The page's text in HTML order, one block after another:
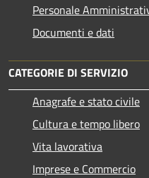
Personale
Documenti e dati
CATEGORIE DI SERVIZIO
Anagrafe e stato civile
Cultura e tempo libero
Vita lavorativa
Imprese e Commercio